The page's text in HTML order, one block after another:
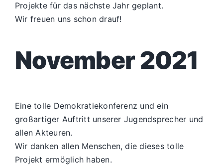
Projekte für das nächste Jahr geplant.
Wir freuen uns schon drauf!
November 2021
Eine tolle Demokratiekonferenz und ein
großartiger Auftritt unserer Jugendsprecher und
allen Akteuren.
Wir danken allen Menschen, die dieses tolle
Projekt ermöglich haben.